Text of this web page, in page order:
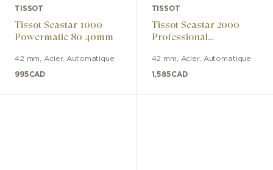
TISSOT
Tissot Seastar 1000
Powermatic 80 40mm
42 mm Acier, Automatique
995CAD
TISSOT
Tissot Seastar 2000
Professional
42 mm Acier, Automatique
1,585CAD